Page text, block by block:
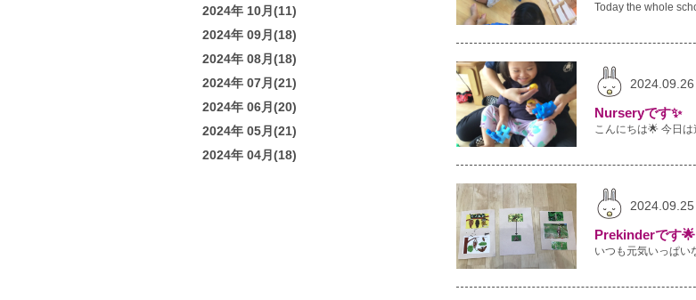
2024年 10月(11)
2024年 09月(18)
2024年 08月(18)
2024年 07月(21)
2024年 06月(20)
2024年 05月(21)
2024年 04月(18)
2024.09.26
Nurseryです✨
2024.09.25
Prekinderです🌟